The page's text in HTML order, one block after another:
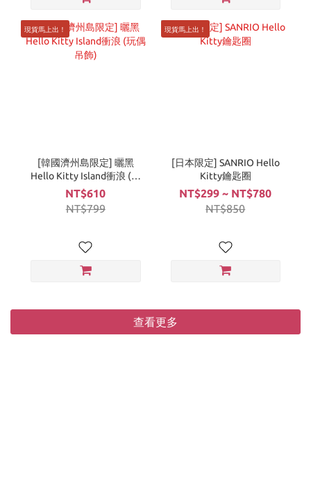
現貨馬上出！
[韓國濟州島限定] 曬黑
Hello Kitty Island衝浪 (玩
偶吊飾)
NT$610
NT$799
現貨馬上出！
[日本限定] SANRIO Hello
Kitty鑰匙圈
NT$299 ~ NT$780
NT$850
查看更多